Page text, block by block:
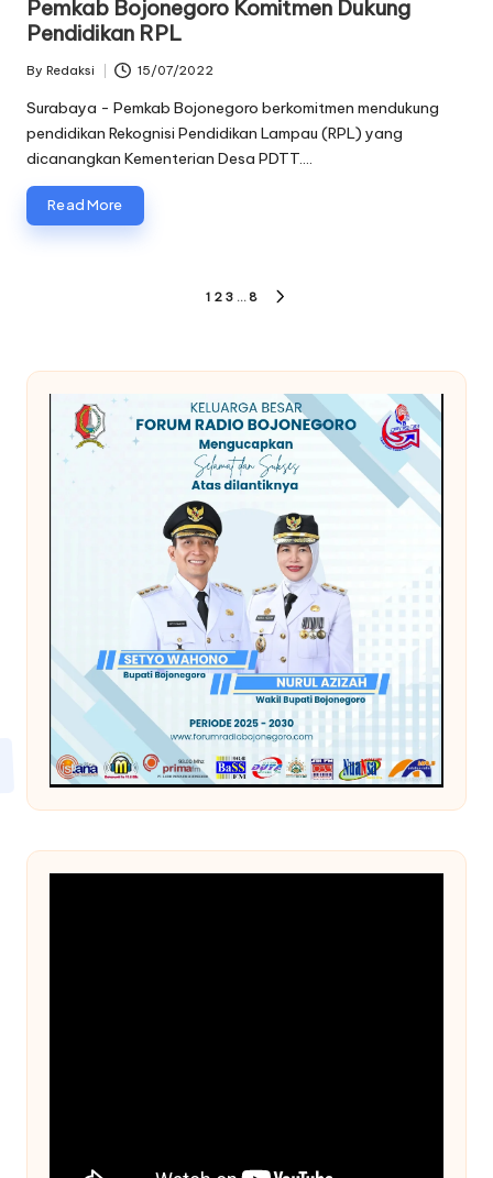
Pemkab Bojonegoro Komitmen Dukung
Pendidikan RPL
Posted
by
By Redaksi 15/07/2022
Surabaya - Pemkab Bojonegoro berkomitmen mendukung
pendidikan Rekognisi Pendidikan Lampau (RPL) yang
dicanangkan Kementerian Desa PDTT.…
Read More
1 2 3 … 8